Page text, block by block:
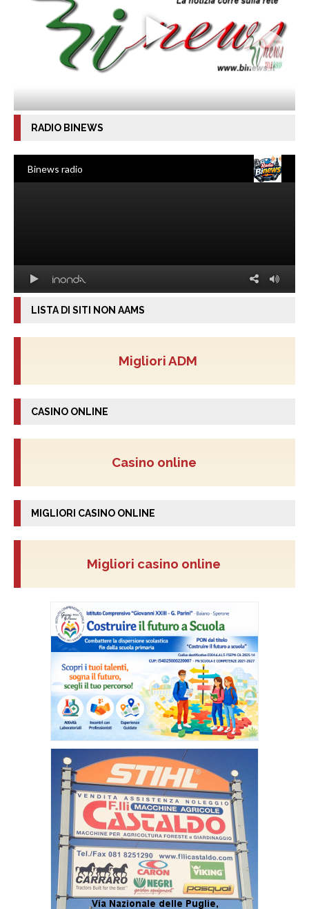
RADIO BINEWS
LISTA DI SITI NON AAMS
Migliori ADM
CASINO ONLINE
Casino online
MIGLIORI CASINO ONLINE
Migliori casino online